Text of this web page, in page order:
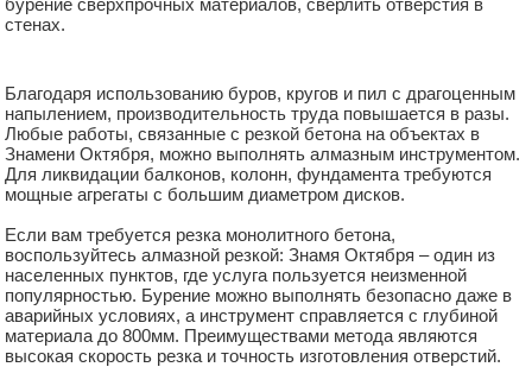
бурение сверхпрочных материалов, сверлить отверстия в
стенах.
Благодаря использованию буров, кругов и пил с драгоценным
напылением, производительность труда повышается в разы.
Любые работы, связанные с резкой бетона на объектах в
Знамени Октября, можно выполнять алмазным инструментом.
Для ликвидации балконов, колонн, фундамента требуются
мощные агрегаты с большим диаметром дисков.
Если вам требуется резка монолитного бетона,
воспользуйтесь алмазной резкой: Знамя Октября – один из
населенных пунктов, где услуга пользуется неизменной
популярностью. Бурение можно выполнять безопасно даже в
аварийных условиях, а инструмент справляется с глубиной
материала до 800мм. Преимуществами метода являются
высокая скорость резка и точность изготовления отверстий.